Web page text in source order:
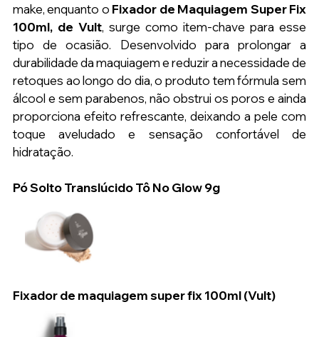
make, enquanto o Fixador de Maquiagem Super Fix
100ml, de Vult, surge como item-chave para esse
tipo de ocasião. Desenvolvido para prolongar a
durabilidade da maquiagem e reduzir a necessidade de
retoques ao longo do dia, o produto tem fórmula sem
álcool e sem parabenos, não obstrui os poros e ainda
proporciona efeito refrescante, deixando a pele com
toque aveludado e sensação confortável de
hidratação.
Pó Solto Translúcido Tô No Glow 9g
Fixador de maquiagem super fix 100ml (Vult)